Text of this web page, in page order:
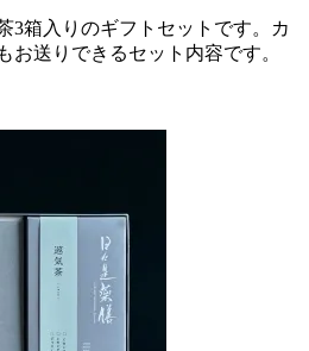
3箱入りのギフトセットです。カ
お送りできるセット内容です。